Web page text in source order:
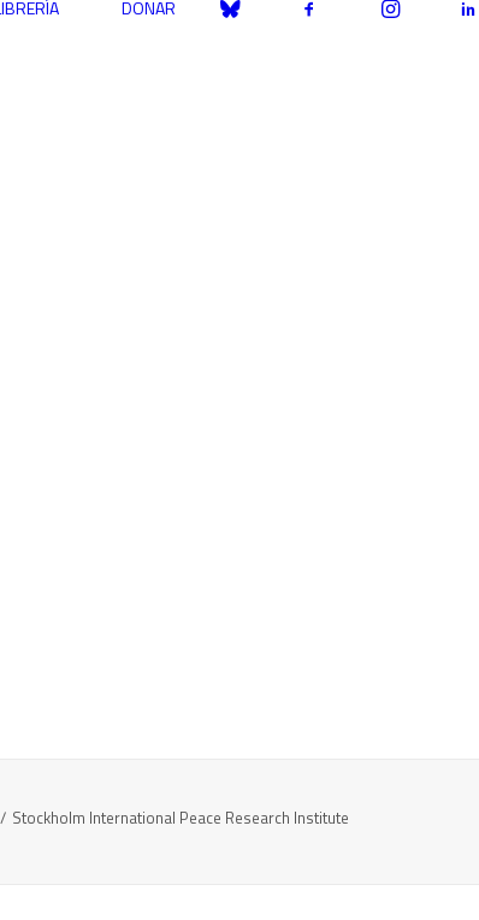
DONAR
Stockholm International Peace Research Institute